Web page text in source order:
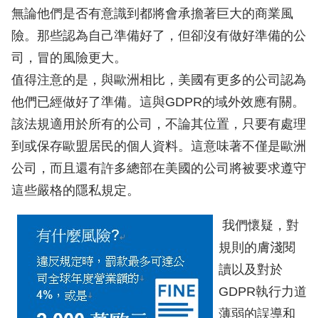
無論他們是否有意識到都將會承擔著巨大的商業風
險。那些認為自己準備好了，但卻沒有做好準備的公
司，冒的風險更大。
值得注意的是，與歐洲相比，美國有更多的公司認為
他們已經做好了準備。這與GDPR的域外效應有關。
該法規適用於所有的公司，不論其位置，只要有處理
到或保存歐盟居民的個人資料。這意味著不僅是歐洲
公司，而且還有許多總部在美國的公司將被要求遵守
這些嚴格的隱私規定。
我們懷疑，對
規則的膚淺閱
讀以及對於
GDPR執行力道
薄弱的誤導和